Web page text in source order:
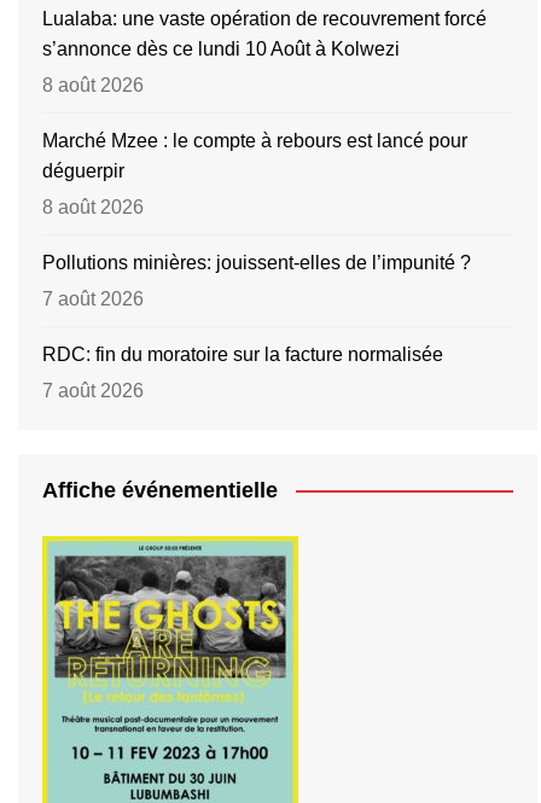
Lualaba: une vaste opération de recouvrement forcé
s’annonce dès ce lundi 10 Août à Kolwezi
8 août 2026
Marché Mzee : le compte à rebours est lancé pour
déguerpir
8 août 2026
Pollutions minières: jouissent-elles de l’impunité ?
7 août 2026
RDC: fin du moratoire sur la facture normalisée
7 août 2026
Affiche événementielle